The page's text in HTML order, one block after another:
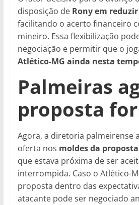
disposição de Rony em
facilitando o acerto financeiro
mineiro. Essa flexibilização
negociação e permitir que o
Atlético-MG ainda nesta
Palmeiras
proposta
Agora, a diretoria palmeirense
oferta nos moldes da
que estava próxima de ser
interrompida. Caso o Atlético-
proposta dentro das
atacante pode ser negociado